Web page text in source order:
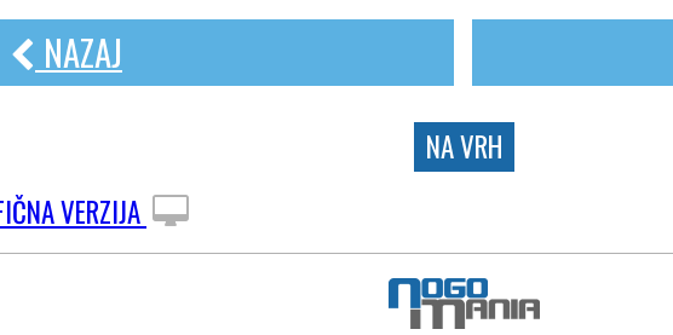
NAZAJ
NA VRH
VERZIJA